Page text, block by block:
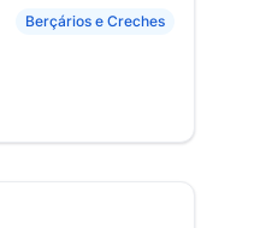
Berçários e Creches